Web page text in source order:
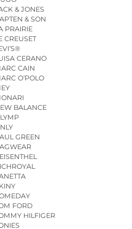
& JONES
& SON
PRAIRIE
CREUSET
CERANO
CAIN
O’POLO
BALANCE
GREEN
FORD
HILFIGER